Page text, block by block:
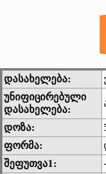
დასახელება:
უნიფიცირებული
დასახელება:
დოზა:
ფორმა:
შეფუთვა1:
-